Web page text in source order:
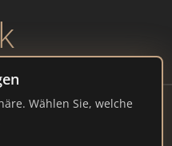
Wählen Sie, welche
18